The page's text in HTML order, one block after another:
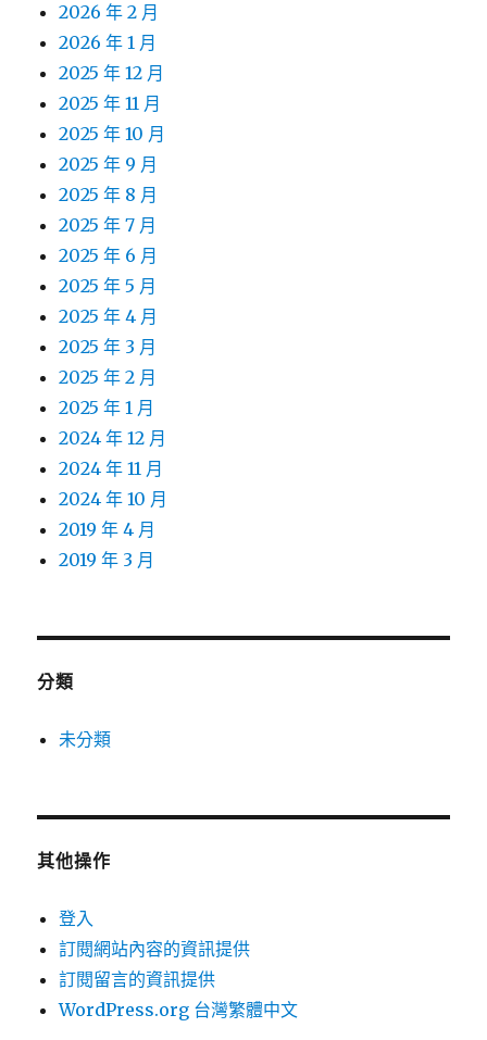
2026 年 2 月
2026 年 1 月
2025 年 12 月
2025 年 11 月
2025 年 10 月
2025 年 9 月
2025 年 8 月
2025 年 7 月
2025 年 6 月
2025 年 5 月
2025 年 4 月
2025 年 3 月
2025 年 2 月
2025 年 1 月
2024 年 12 月
2024 年 11 月
2024 年 10 月
2019 年 4 月
2019 年 3 月
分類
未分類
其他操作
登入
訂閱網站內容的資訊提供
訂閱留言的資訊提供
WordPress.org 台灣繁體中文